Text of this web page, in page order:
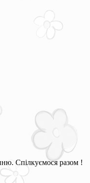
Спілкуємося разом !